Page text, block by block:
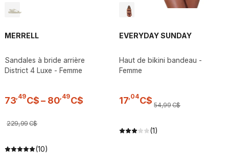
MERRELL
Sandales à bride arrière
District 4 Luxe - Femme
73 49C$ – 80 49C$
229,99C$
(10)
EVERYDAY SUNDAY
Haut de bikini bandeau -
Femme
17 04C$ 54,99C$
(1)